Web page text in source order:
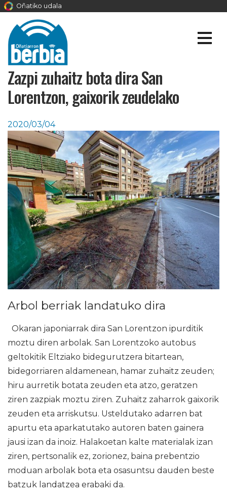
Oñatiko udala
Zazpi zuhaitz bota dira San
Lorentzon, gaixorik zeudelako
2020/03/04
Arbol berriak landatuko dira
Okaran japoniarrak dira San Lorentzon ipurditik
moztu diren arbolak. San Lorentzoko autobus
geltokitik Eltziako bidegurutzera bitartean,
bidegorriaren aldamenean, hamar zuhaitz zeuden;
hiru aurretik botata zeuden eta atzo, geratzen
ziren zazpiak moztu ziren. Zuhaitz zaharrok gaixorik
zeuden eta arriskutsu. Usteldutako adarren bat
apurtu eta aparkatutako autoren baten gainera
jausi izan da inoiz. Halakoetan kalte materialak izan
ziren, pertsonalik ez, zorionez, baina prebentzio
moduan arbolak bota eta osasuntsu dauden beste
batzuk landatzea erabaki da.